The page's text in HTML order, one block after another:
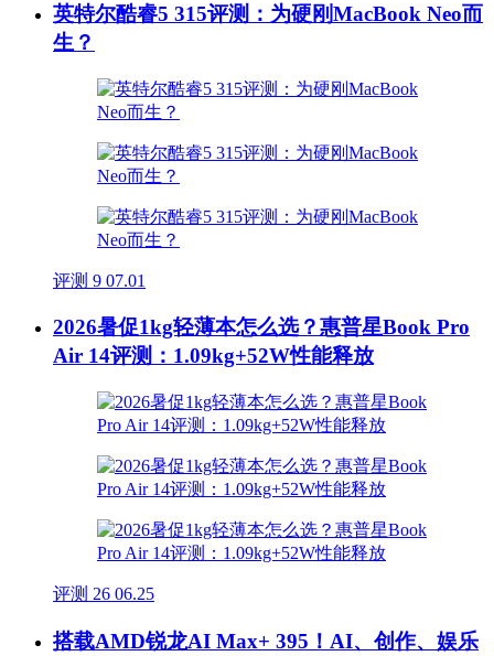
英特尔酷睿5 315评测：为硬刚MacBook Neo而
生？
评测 9 07.01
2026暑促1kg轻薄本怎么选？惠普星Book Pro
Air 14评测：1.09kg+52W性能释放
评测 26 06.25
搭载AMD锐龙AI Max+ 395！AI、创作、娱乐